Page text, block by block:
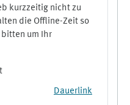
kurzzeitig nicht zu
die Offline-Zeit so
bitten um Ihr
Dauerlink